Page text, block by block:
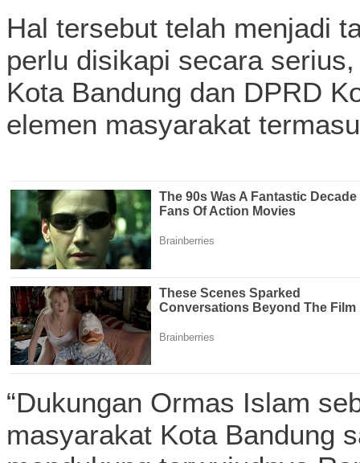
Hal tersebut telah menjadi
perlu disikapi secara
Kota Bandung dan DPRD
elemen masyarakat
“Dukungan Ormas Islam
masyarakat Kota Bandung